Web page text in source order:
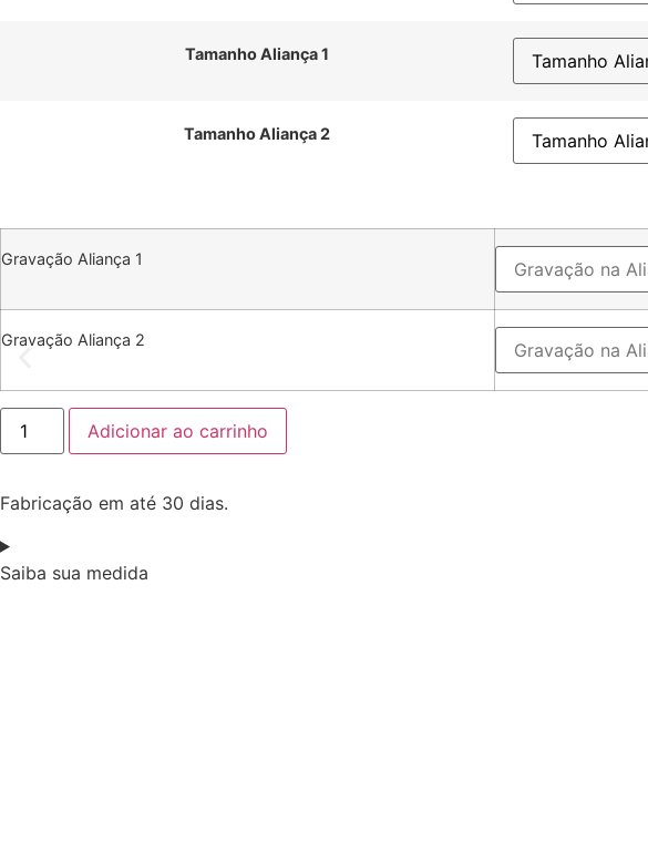
Tamanho Aliança 1
Tamanho Aliança 2
Gravação Aliança 1
Gravação Aliança 2
Alianças
Casamento
Ouro
quantidade
Adicionar ao carrinho
Fabricação em até 30 dias.
Saiba sua medida